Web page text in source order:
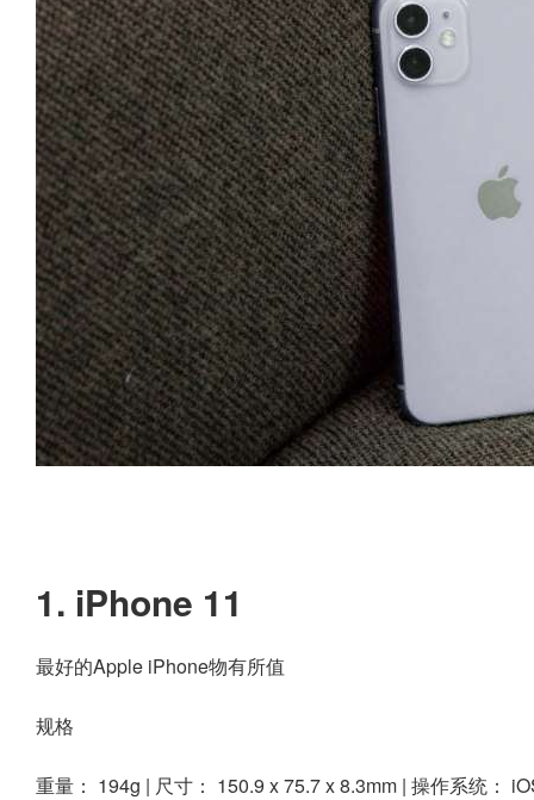
1. iPhone 11
最好的Apple iPhone物有所值
规格
重量： 194g | 尺寸： 150.9 x 75.7 x 8.3mm | 操作系统：